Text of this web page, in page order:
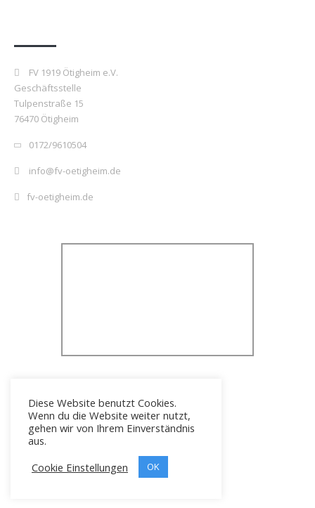
FV 1919 Ötigheim e.V.
Geschäftsstelle
Tulpenstraße 15
76470 Ötigheim
0172/9610504
info@fv-oetigheim.de
fv-oetigheim.de
Icons erstellt von
Diese Website benutzt Cookies.
Wenn du die Website weiter nutzt,
gehen wir von Ihrem Einverständnis
aus.
Cookie Einstellungen
OK